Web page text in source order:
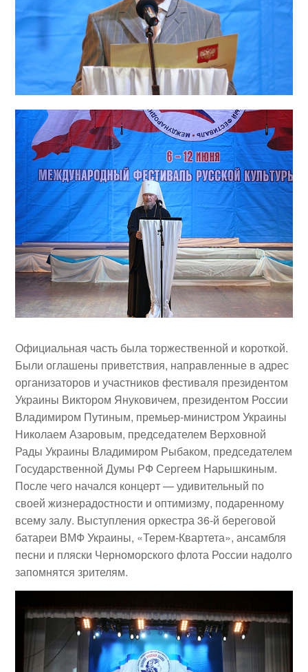
Официальная часть была торжественной и короткой.
Были оглашены приветствия, направленные в адрес
организаторов и участников фестиваля президентом
Украины Виктором Януковичем, президентом России
Владимиром Путиным, премьер-министром Украины
Николаем Азаровым, председателем Верховной
Рады Украины Владимиром Рыбаком, председателем
Государственной Думы РФСергеем Нарышкиным.
После чего начался концерт — удивительный по
своей жизнерадостности и оптимизму, подаренному
всему залу. Выступления оркестра 36-й береговой
батареи ВМФ Украины, «Терем-Квартета», ансамбля
песни и пляски Черноморского флота России надолго
запомнятся зрителям.